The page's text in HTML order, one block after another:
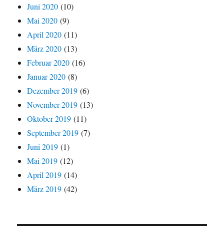
Juni 2020 (10)
Mai 2020 (9)
April 2020 (11)
März 2020 (13)
Februar 2020 (16)
Januar 2020 (8)
Dezember 2019 (6)
November 2019 (13)
Oktober 2019 (11)
September 2019 (7)
Juni 2019 (1)
Mai 2019 (12)
April 2019 (14)
März 2019 (42)